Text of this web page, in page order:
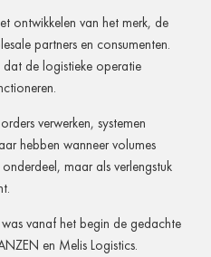
ontwikkelen van het merk, de
partners en consumenten.
de logistieke operatie
verwerken, systemen
hebben wanneer volumes
maar als verlengstuk
vanaf het begin de gedachte
en Melis Logistics.